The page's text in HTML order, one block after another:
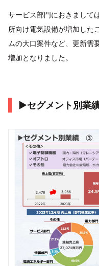
サービス部門におきまして
所向け電気設備が増加した
ムの大口案件など、更新需
増加となりました。
▶セグメント別業